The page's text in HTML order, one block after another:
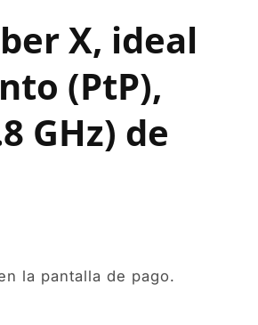
X, ideal
(PtP),
GHz) de
la pantalla de pago.